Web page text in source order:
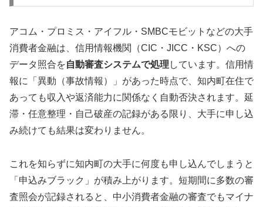
アコム・プロミス・アイフル・SMBCモビットなどの大手
消費者金融は、信用情報機関（CIC・JICC・KSC）への
データ照合を自動審査システムで処理 しています。信用情
報に「異動（事故情報）」があった時点で、知内町在住で
あっても収入や返済能力に関係なく自動否決されます。延
滞・任意整理・自己破産の記録がある限り、大手に申し込
み続けても結果は変わりません。
これを知らずに知内町の大手に何度も申し込んでしまうと
「申込みブラック」が積み上がります。短期間に多数の審
査照会が記録されると、中小消費者金融の審査でもマイナ